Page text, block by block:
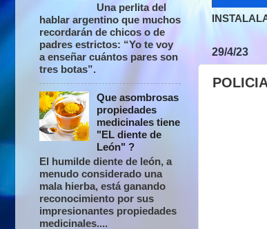
29/4/23
Una perlita del
hablar argentino que muchos
recordarán de chicos o de
padres estrictos: “Yo te voy
a enseñar cuántos pares son
tres botas”.
Que asombrosas
propiedades
medicinales tiene
"EL diente de
León" ?
El humilde diente de león, a
menudo considerado una
mala hierba, está ganando
reconocimiento por sus
impresionantes propiedades
medicinales....